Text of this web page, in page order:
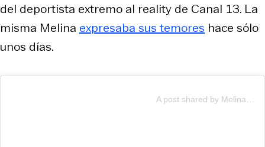
del deportista extremo al reality de Canal 13. La
misma Melina expresaba sus temores hace sólo
unos días.
A post shared by Melina Noto♡ (@melinoto)